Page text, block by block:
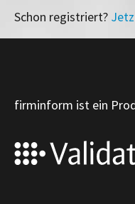
Schon registriert?
firminform ist ein